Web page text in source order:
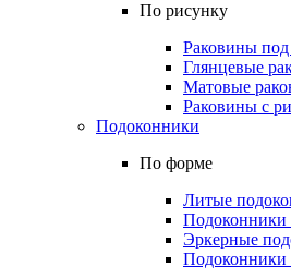
По рисунку
Раковины
Глянцевые
Матовые
Раковины с
Подоконники
По форме
Литые
Подоконники
Эркерные
Подоконники